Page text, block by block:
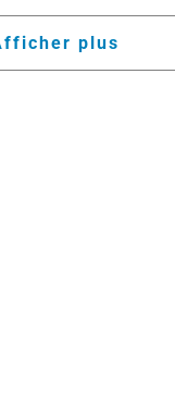
plus